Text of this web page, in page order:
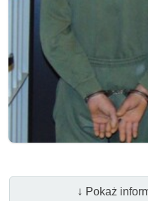
↓ Pokaż